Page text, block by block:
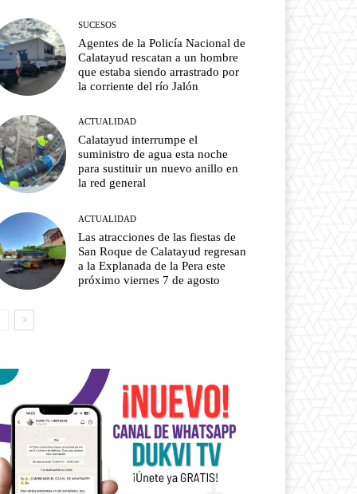
SUCESOS
Agentes de la Policía Nacional de
Calatayud rescatan a un hombre
que estaba siendo arrastrado por
la corriente del río Jalón
ACTUALIDAD
Calatayud interrumpe el
suministro de agua esta noche
para sustituir un nuevo anillo en
la red general
ACTUALIDAD
Las atracciones de las fiestas de
San Roque de Calatayud regresan
a la Explanada de la Pera este
próximo viernes 7 de agosto